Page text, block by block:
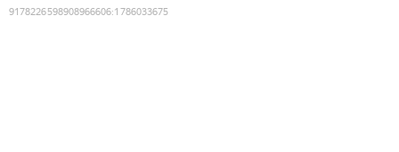
9178226598908966606:1786033675